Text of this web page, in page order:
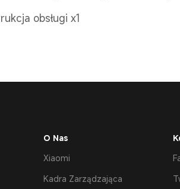
obsługi x1
O Nas
Xiaomi
Kadra Zarządzająca